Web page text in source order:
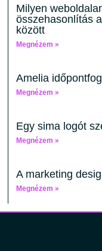
Milyen
összehasonlítás
között
Megnézem »
Amelia
Megnézem »
Egy sima logót
Megnézem »
A marketing
Megnézem »